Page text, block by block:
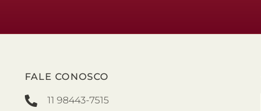
FALE CONOSCO
11 98443-7515